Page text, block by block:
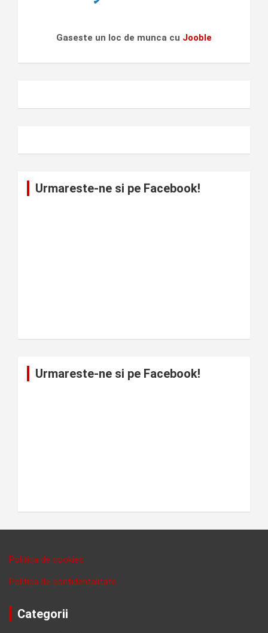
Gaseste un loc de munca cu Jooble
Urmareste-ne si pe Facebook!
Urmareste-ne si pe Facebook!
Politica de cookies
Politica de confidentalitate
Categorii